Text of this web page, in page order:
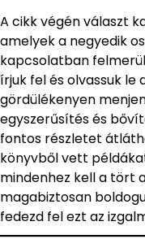
A cikk végén választ
amelyek a negyedik
kapcsolatban
írjuk fel és olvassuk
gördülékenyen
egyszerűsítés és
fontos részletet
könyvből vett
mindenhez kell a tört
magabiztosan
fedezd fel ezt az